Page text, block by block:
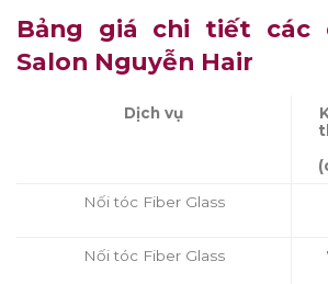
Bảng giá chi tiết các
Salon Nguyễn Hair
Dịch vụ
Nối tóc Fiber Glass
Nối tóc Fiber Glass